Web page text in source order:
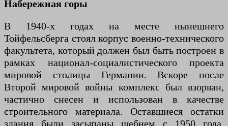
Набережная горы
В 1940-х годах на месте нынешнего
Тойфельсберга стоял корпус военно-технического
факультета, который должен был быть построен в
рамках национал-социалистического проекта
мировой столицы Германии. Вскоре после
Второй мировой войны комплекс был взорван,
частично снесен и использован в качестве
строительного материала. Оставшиеся остатки
здания были засыпаны щебнем с 1950 года.